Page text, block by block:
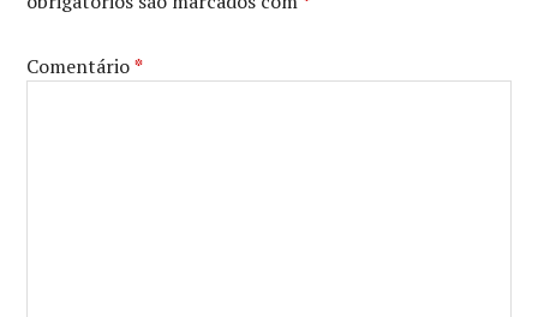
Comentário*